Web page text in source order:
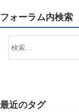
フォーラム内検索
最近のタグ